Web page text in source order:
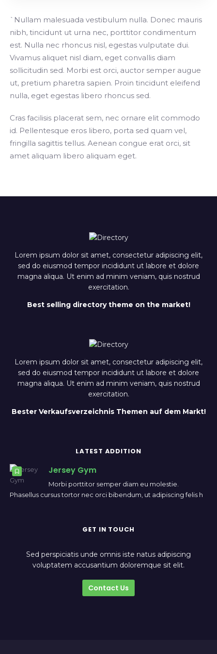
`Nullam malesuada vestibulum nulla. Donec mauris
nibh, tincidunt ut urna nec, porttitor condimentum
est. Nulla nec rhoncus nisl, egestas vulputate dui.
Vivamus aliquet nisl diam, eget convallis diam
sollicitudin sed. Morbi est orci, auctor semper augue
ut, pretium pharetra sapien. Proin tincidunt eleifend
nulla, eget egestas libero rhoncus sed.
Cras facilisis placerat sem, nec ornare elit commodo
id. Pellentesque eros libero, porta sed quam vel,
fringilla sagittis tellus. Aenean congue erat orci, sit
amet aliquam libero aliquam eget.
Lorem ipsum dolor sit amet, consectetur adipiscing elit,
sed do eiusmod tempor incididunt ut labore et dolore
magna aliqua. Ut enim ad minim veniam, quis nostrud
exercitation.
Best selling directory theme on the market!
Lorem ipsum dolor sit amet, consectetur adipiscing elit,
sed do eiusmod tempor incididunt ut labore et dolore
magna aliqua. Ut enim ad minim veniam, quis nostrud
exercitation.
Bester Verkaufsverzeichnis Themen auf dem Markt!
LATEST ADDITION
Jersey Gym
Morbi porttitor semper diam eu molestie.
Phasellus cursus tortor nec orci bibendum, ut adipiscing felis h
GET IN TOUCH
Sed perspiciatis unde omnis iste natus adipiscing
voluptatem accusantium doloremque sit elit.
Contact Us